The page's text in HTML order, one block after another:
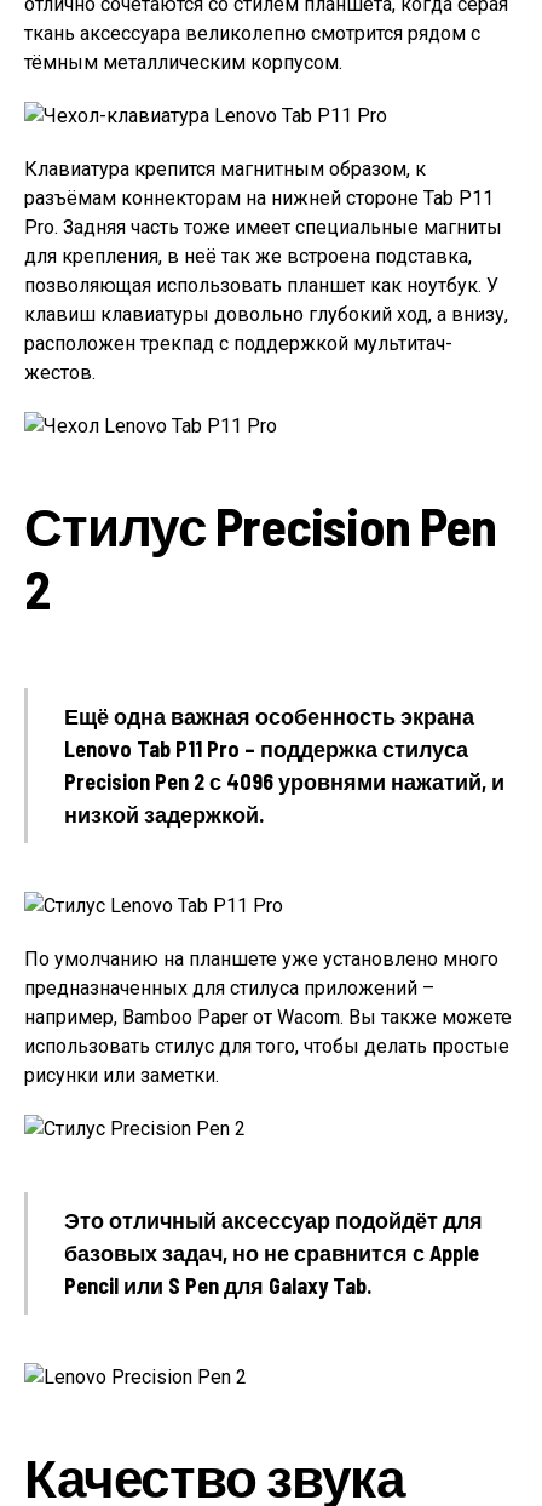
ткань аксессуара великолепно смотрится рядом с
тёмным металлическим корпусом.
Клавиатура крепится магнитным образом, к
разъёмам коннекторам на нижней стороне Tab P11
Pro. Задняя часть тоже имеет специальные магниты
для крепления, в неё так же встроена подставка,
позволяющая использовать планшет как ноутбук. У
клавиш клавиатуры довольно глубокий ход, а внизу,
расположен трекпад с поддержкой мультитач-
жестов.
Стилус Precision Pen
2
Ещё одна важная особенность экрана
Lenovo Tab P11 Pro – поддержка стилуса
Precision Pen 2 с 4096 уровнями нажатий, и
низкой задержкой.
По умолчанию на планшете уже установлено много
предназначенных для стилуса приложений –
например, Bamboo Paper от Wacom. Вы также можете
использовать стилус для того, чтобы делать простые
рисунки или заметки.
Это отличный аксессуар подойдёт для
базовых задач, но не сравнится с Apple
Pencil или S Pen для Galaxy Tab.
Качество звука